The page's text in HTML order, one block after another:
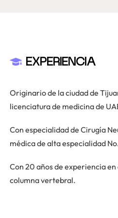
EXPERIENCIA
Originario de la ciudad de
licenciatura de medicina de
Con especialidad de Cirugía
médica de alta especialidad
Con 20 años de experiencia
columna vertebral.